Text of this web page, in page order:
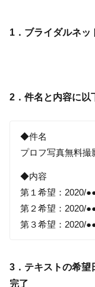
1．ブライダルネッ
2．件名と内容に以
◆件名
プロフ写真無料撮
◆内容
第１希望：2020/
第２希望：2020/
第３希望：2020/
3．テキストの希望
完了